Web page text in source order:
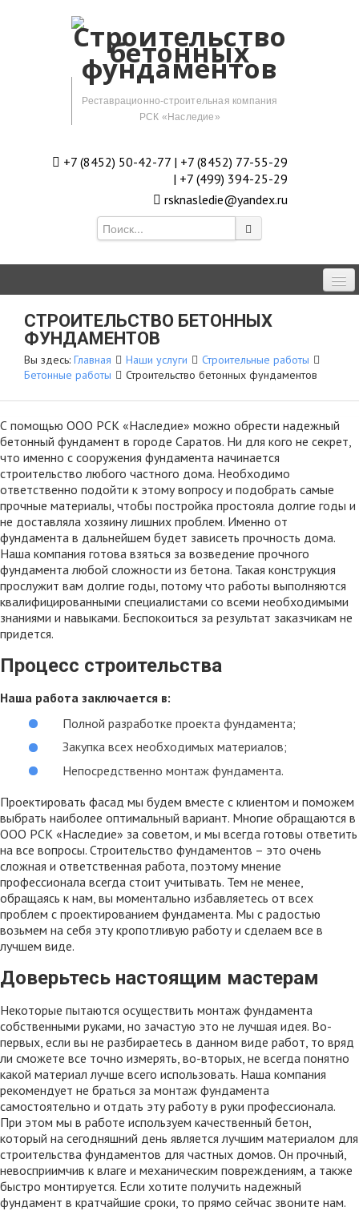
Реставрационно-строительная компания
РСК «Наследие»
+7 (8452) 50-42-77 | +7 (8452) 77-55-29
| +7 (499) 394-25-29
rsknasledie@yandex.ru
О компании
Наши услуги
Календарь 2020
Калькуляторы
Контакты
СТРОИТЕЛЬСТВО БЕТОННЫХ
ФУНДАМЕНТОВ
Вы здесь: Главная Наши услуги
Строительные работы
Бетонные работы
Строительство бетонных фундаментов
С помощью ООО РСК «Наследие» можно обрести надежный
бетонный фундамент в городе Саратов. Ни для кого не секрет,
что именно с сооружения фундамента начинается
строительство любого частного дома. Необходимо
ответственно подойти к этому вопросу и подобрать самые
прочные материалы, чтобы постройка простояла долгие годы и
не доставляла хозяину лишних проблем. Именно от
фундамента в дальнейшем будет зависеть прочность дома.
Наша компания готова взяться за возведение прочного
фундамента любой сложности из бетона. Такая конструкция
прослужит вам долгие годы, потому что работы выполняются
квалифицированными специалистами со всеми необходимыми
знаниями и навыками. Беспокоиться за результат заказчикам не
придется.
Процесс строительства
Наша работа заключается в:
Полной разработке проекта фундамента;
Закупка всех необходимых материалов;
Непосредственно монтаж фундамента.
Проектировать фасад мы будем вместе с клиентом и поможем
выбрать наиболее оптимальный вариант. Многие обращаются в
ООО РСК «Наследие» за советом, и мы всегда готовы ответить
на все вопросы. Строительство фундаментов – это очень
сложная и ответственная работа, поэтому мнение
профессионала всегда стоит учитывать. Тем не менее,
обращаясь к нам, вы моментально избавляетесь от всех
проблем с проектированием фундамента. Мы с радостью
возьмем на себя эту кропотливую работу и сделаем все в
лучшем виде.
Доверьтесь настоящим мастерам
Некоторые пытаются осуществить монтаж фундамента
собственными руками, но зачастую это не лучшая идея. Во-
первых, если вы не разбираетесь в данном виде работ, то вряд
ли сможете все точно измерять, во-вторых, не всегда понятно
какой материал лучше всего использовать. Наша компания
рекомендует не браться за монтаж фундамента
самостоятельно и отдать эту работу в руки профессионала.
При этом мы в работе используем качественный бетон,
который на сегодняшний день является лучшим материалом для
строительства фундаментов для частных домов. Он прочный,
невосприимчив к влаге и механическим повреждениям, а также
быстро монтируется. Если хотите получить надежный
фундамент в кратчайшие сроки, то прямо сейчас звоните нам.